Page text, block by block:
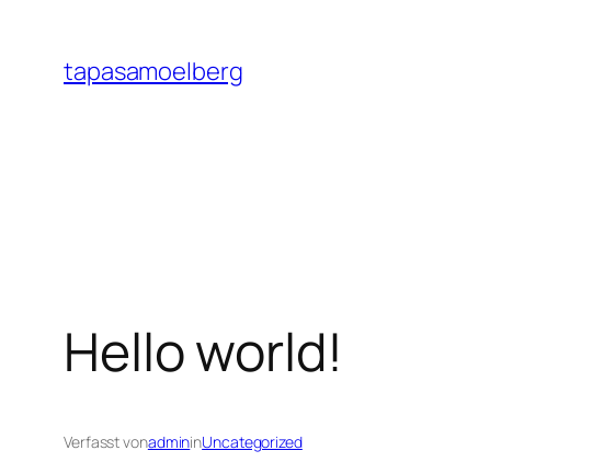
Inhalt
springen
tapasamoelberg
Hello world!
Verfasst vonadmininUncategorized